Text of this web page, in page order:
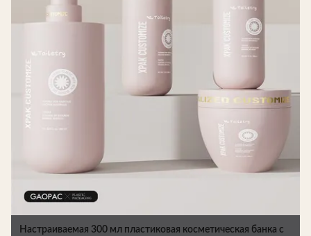
Настраиваемая 300 мл пластиковая косметическая банка с